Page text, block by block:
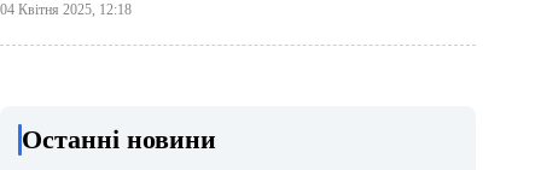
04 Квітня 2025, 12:18
Останні новини